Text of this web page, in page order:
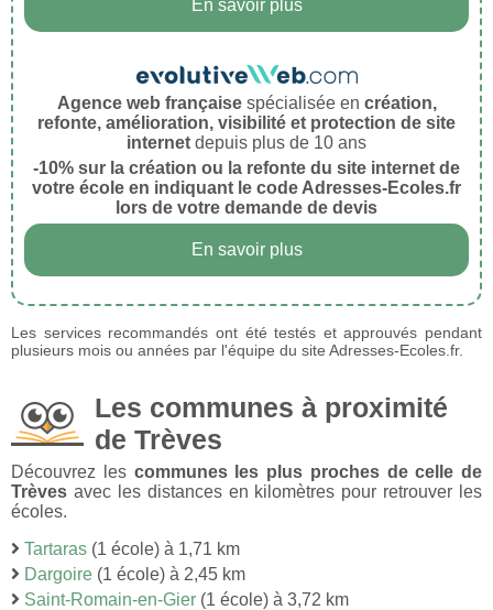
En savoir plus
Agence web françaisespécialisée en création,
refonte, amélioration, visibilité et protection de site
internet depuis plus de 10 ans
-10% sur la création ou la refonte du site internet de
votre école en indiquant le code Adresses-Ecoles.fr
lors de votre demande de devis
En savoir plus
Les services recommandés ont été testés et approuvés pendant
plusieurs mois ou années par l'équipe du site Adresses-Ecoles.fr.
Les communes à proximité
de Trèves
Découvrez les communes les plus proches de celle de
Trèves avec les distances en kilomètres pour retrouver les
écoles.
Tartaras (1 école) à 1,71 km
Dargoire (1 école) à 2,45 km
Saint-Romain-en-Gier (1 école) à 3,72 km